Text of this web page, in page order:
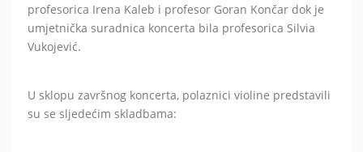
profesorica Irena Kaleb i profesor Goran Končar dok je
umjetnička suradnica koncerta bila profesorica Silvia
Vukojević.
U sklopu završnog koncerta, polaznici violine predstavili
su se sljedećim skladbama: